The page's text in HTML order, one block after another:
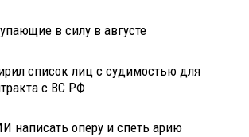
в силу в августе
список лиц с судимостью для
с ВС РФ
написать оперу и спеть арию